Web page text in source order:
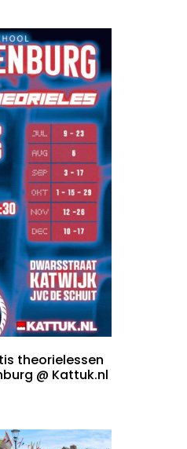
theorielessen
@ Kattuk.nl